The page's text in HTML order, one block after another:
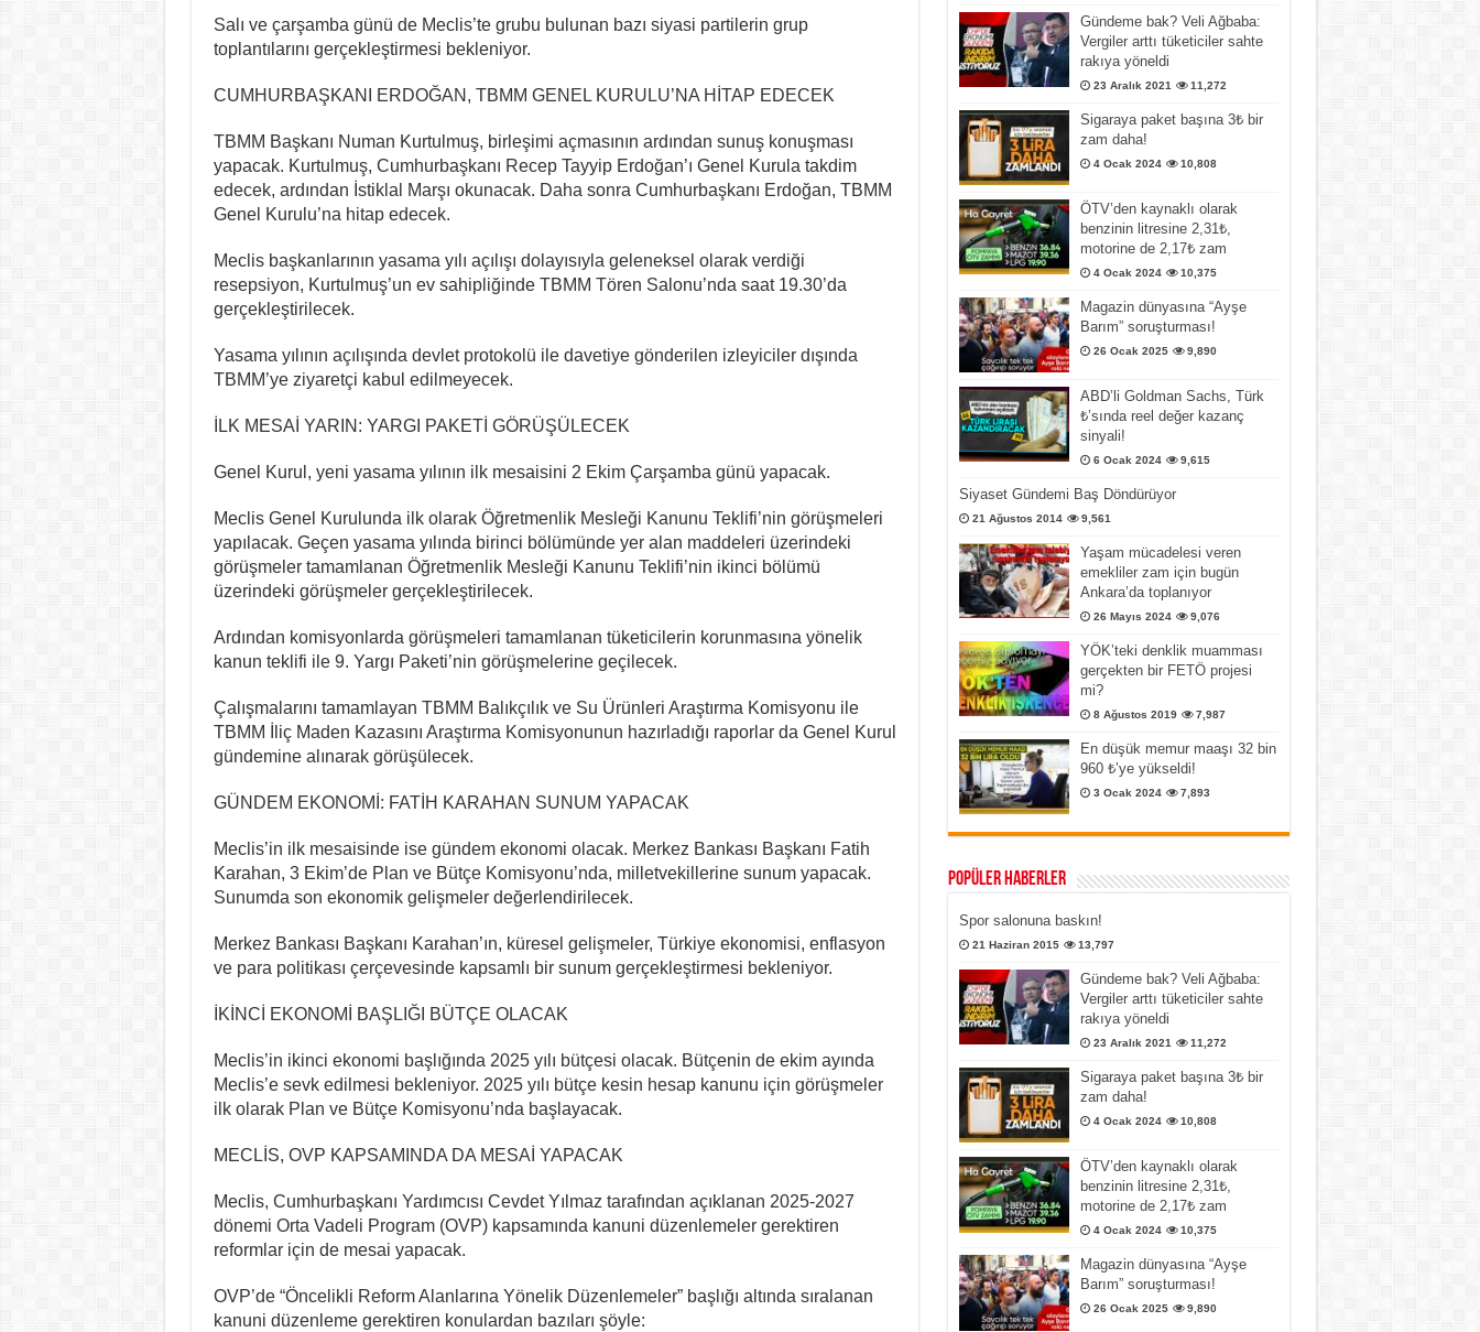
Salı ve çarşamba günü de Meclis’te grubu bulunan bazı siyasi partilerin grup
toplantılarını gerçekleştirmesi bekleniyor.
CUMHURBAŞKANI ERDOĞAN, TBMM GENEL KURULU’NA HİTAP EDECEK
TBMM Başkanı Numan Kurtulmuş, birleşimi açmasının ardından sunuş konuşması
yapacak. Kurtulmuş, Cumhurbaşkanı Recep Tayyip Erdoğan’ı Genel Kurula takdim
edecek, ardından İstiklal Marşı okunacak. Daha sonra Cumhurbaşkanı Erdoğan, TBMM
Genel Kurulu’na hitap edecek.
Meclis başkanlarının yasama yılı açılışı dolayısıyla geleneksel olarak verdiği
resepsiyon, Kurtulmuş’un ev sahipliğinde TBMM Tören Salonu’nda saat 19.30’da
gerçekleştirilecek.
Yasama yılının açılışında devlet protokolü ile davetiye gönderilen izleyiciler dışında
TBMM’ye ziyaretçi kabul edilmeyecek.
İLK MESAİ YARIN: YARGI PAKETİ GÖRÜŞÜLECEK
Genel Kurul, yeni yasama yılının ilk mesaisini 2 Ekim Çarşamba günü yapacak.
Meclis Genel Kurulunda ilk olarak Öğretmenlik Mesleği Kanunu Teklifi’nin görüşmeleri
yapılacak. Geçen yasama yılında birinci bölümünde yer alan maddeleri üzerindeki
görüşmeler tamamlanan Öğretmenlik Mesleği Kanunu Teklifi’nin ikinci bölümü
üzerindeki görüşmeler gerçekleştirilecek.
Ardından komisyonlarda görüşmeleri tamamlanan tüketicilerin korunmasına yönelik
kanun teklifi ile 9. Yargı Paketi’nin görüşmelerine geçilecek.
Çalışmalarını tamamlayan TBMM Balıkçılık ve Su Ürünleri Araştırma Komisyonu ile
TBMM İliç Maden Kazasını Araştırma Komisyonunun hazırladığı raporlar da Genel Kurul
gündemine alınarak görüşülecek.
GÜNDEM EKONOMİ: FATİH KARAHAN SUNUM YAPACAK
Meclis’in ilk mesaisinde ise gündem ekonomi olacak. Merkez Bankası Başkanı Fatih
Karahan, 3 Ekim’de Plan ve Bütçe Komisyonu’nda, milletvekillerine sunum yapacak.
Sunumda son ekonomik gelişmeler değerlendirilecek.
Merkez Bankası Başkanı Karahan’ın, küresel gelişmeler, Türkiye ekonomisi, enflasyon
ve para politikası çerçevesinde kapsamlı bir sunum gerçekleştirmesi bekleniyor.
İKİNCİ EKONOMİ BAŞLIĞI BÜTÇE OLACAK
Meclis’in ikinci ekonomi başlığında 2025 yılı bütçesi olacak. Bütçenin de ekim ayında
Meclis’e sevk edilmesi bekleniyor. 2025 yılı bütçe kesin hesap kanunu için görüşmeler
ilk olarak Plan ve Bütçe Komisyonu’nda başlayacak.
MECLİS, OVP KAPSAMINDA DA MESAİ YAPACAK
Meclis, Cumhurbaşkanı Yardımcısı Cevdet Yılmaz tarafından açıklanan 2025-2027
dönemi Orta Vadeli Program (OVP) kapsamında kanuni düzenlemeler gerektiren
reformlar için de mesai yapacak.
OVP’de “Öncelikli Reform Alanlarına Yönelik Düzenlemeler” başlığı altında sıralanan
kanuni düzenleme gerektiren konulardan bazıları şöyle:
Gündeme bak? Veli Ağbaba:
Vergiler arttı tüketiciler sahte
rakıya yöneldi
23 Aralık 2021 11,272
Sigaraya paket başına 3₺ bir
zam daha!
4 Ocak 2024 10,808
ÖTV’den kaynaklı olarak
benzinin litresine 2,31₺,
motorine de 2,17₺ zam
4 Ocak 2024 10,375
Magazin dünyasına “Ayşe
Barım” soruşturması!
26 Ocak 2025 9,890
ABD’li Goldman Sachs, Türk
₺’sında reel değer kazanç
sinyali!
6 Ocak 2024 9,615
Siyaset Gündemi Baş Döndürüyor
21 Ağustos 2014 9,561
Yaşam mücadelesi veren
emekliler zam için bugün
Ankara’da toplanıyor
26 Mayıs 2024 9,076
YÖK’teki denklik muamması
gerçekten bir FETÖ projesi
mi?
8 Ağustos 2019 7,987
En düşük memur maaşı 32 bin
960 ₺’ye yükseldi!
3 Ocak 2024 7,893
Popüler Haberler
Spor salonuna baskın!
21 Haziran 2015 13,797
Gündeme bak? Veli Ağbaba:
Vergiler arttı tüketiciler sahte
rakıya yöneldi
23 Aralık 2021 11,272
Sigaraya paket başına 3₺ bir
zam daha!
4 Ocak 2024 10,808
ÖTV’den kaynaklı olarak
benzinin litresine 2,31₺,
motorine de 2,17₺ zam
4 Ocak 2024 10,375
Magazin dünyasına “Ayşe
Barım” soruşturması!
26 Ocak 2025 9,890